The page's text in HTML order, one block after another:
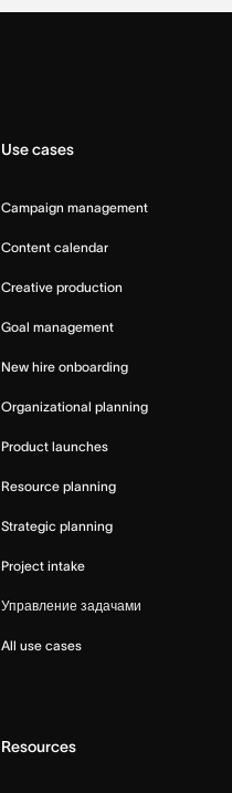
Use cases
Campaign management
Content calendar
Creative production
Goal management
New hire onboarding
Organizational planning
Product launches
Resource planning
Strategic planning
Project intake
Управление задачами
All use cases
Resources